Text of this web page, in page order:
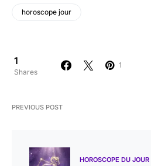
horoscope jour
1
Shares
1
PREVIOUS POST
HOROSCOPE DU JOUR